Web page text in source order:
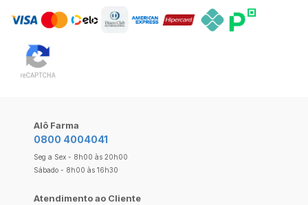
Alô Farma
0800 4004041
Seg a Sex - 8h00 às 20h00
Sábado - 8h00 às 16h30
Atendimento ao Cliente